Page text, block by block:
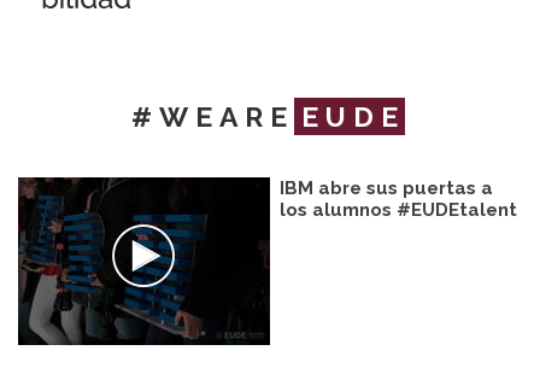
#WEARE EUDE
IBM abre sus puertas a
los alumnos #EUDEtalent